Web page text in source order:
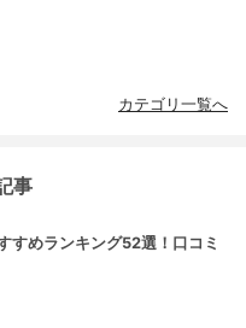
カテゴリ一覧へ
事
すめランキング52選！口コミ